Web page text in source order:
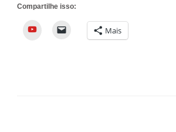
Compartilhe isso:
YouTube Mais